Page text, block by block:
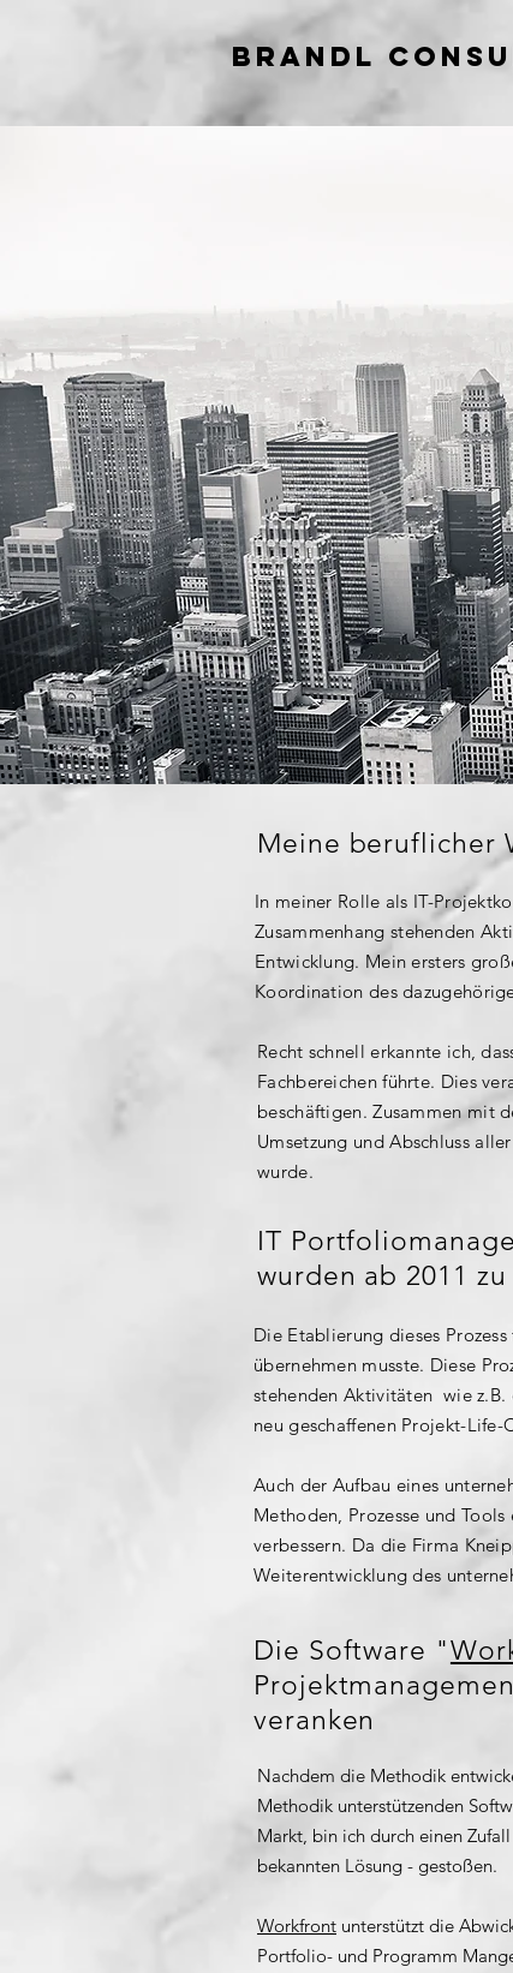
Brandl
Meine beruflicher
In meiner Rolle als IT-
Zusammenhang stehenden
Entwicklung. Mein ersters
Koordination des
Recht schnell erkannte ich,
Fachbereichen führte. Dies
beschäftigen. Zusammen mit
Umsetzung und Abschluss
wurde.
IT
wurden ab 2011
Die Etablierung dieses
übernehmen musste. Diese
stehenden Aktivitäten wie z.B.
neu geschaffenen Projekt-Life-
Auch der Aufbau eines
Methoden, Prozesse und
verbessern. Da die Firma
Weiterentwicklung des
Die Software "
veranken
Nachdem die Methodik
Methodik unterstützenden
Markt, bin ich durch einen
bekannten Lösung - gestoßen.
Workfront unterstützt die
Portfolio- und Programm